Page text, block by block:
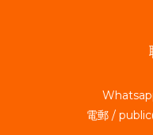
電郵 /